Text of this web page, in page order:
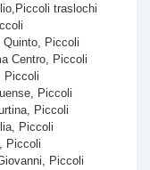
traslochi
Piccoli
Centro, Piccoli
Piccoli
Piccoli
Piccoli
Piccoli
Piccoli
Piccoli